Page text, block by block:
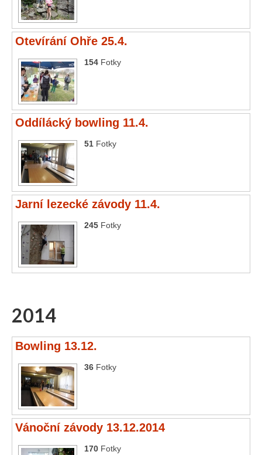
Otevírání Ohře 25.4.
154 Fotky
Oddílácký bowling 11.4.
51 Fotky
Jarní lezecké závody 11.4.
245 Fotky
2014
Bowling 13.12.
36 Fotky
Vánoční závody 13.12.2014
170 Fotky